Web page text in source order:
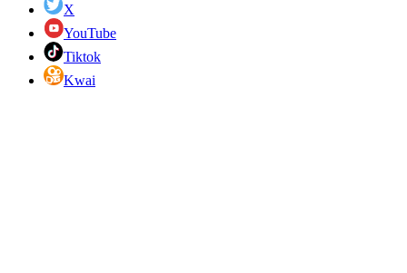
X
YouTube
Tiktok
Kwai